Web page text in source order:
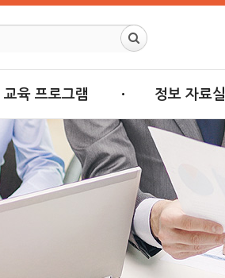
교육 프로그램 정보 자료실